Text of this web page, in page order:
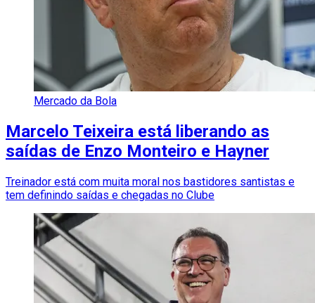
Mercado da Bola
Marcelo Teixeira está liberando as
saídas de Enzo Monteiro e Hayner
Treinador está com muita moral nos bastidores santistas e
tem definindo saídas e chegadas no Clube